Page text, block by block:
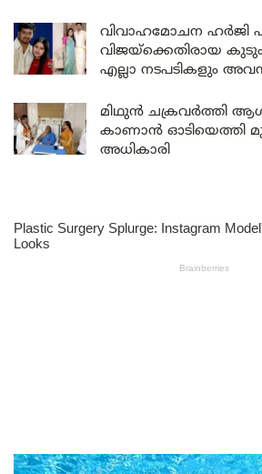
വിവാഹമോചന ഹർജി
വിജയ്ക്കെതിരായ
എല്ലാ നടപടികളും
മിഥുൻ ചക്രവർത്തി
കാണാൻ ഓടിയെത്തി
അധികാരി